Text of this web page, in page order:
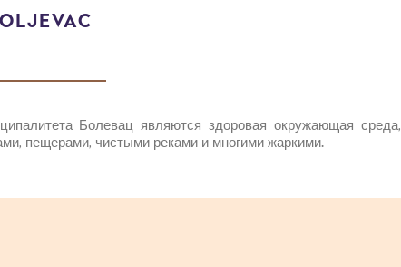
Болевац являются здоровая окружающая среда,
пещерами, чистыми реками и многими жаркими.